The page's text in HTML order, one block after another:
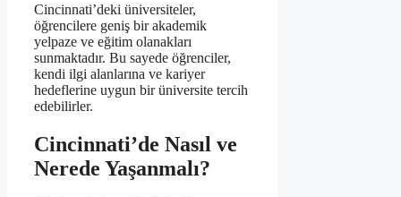
Cincinnati’deki üniversiteler,
öğrencilere geniş bir akademik
yelpaze ve eğitim olanakları
sunmaktadır. Bu sayede öğrenciler,
kendi ilgi alanlarına ve kariyer
hedeflerine uygun bir üniversite tercih
edebilirler.
Cincinnati’de Nasıl ve
Nerede Yaşanmalı?